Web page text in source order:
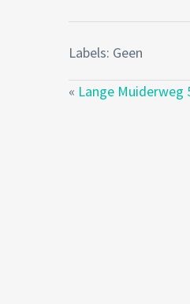
Labels: Geen
« Lange Muiderweg